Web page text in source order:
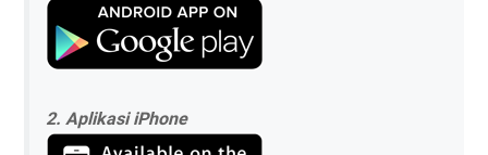
2. Aplikasi iPhone